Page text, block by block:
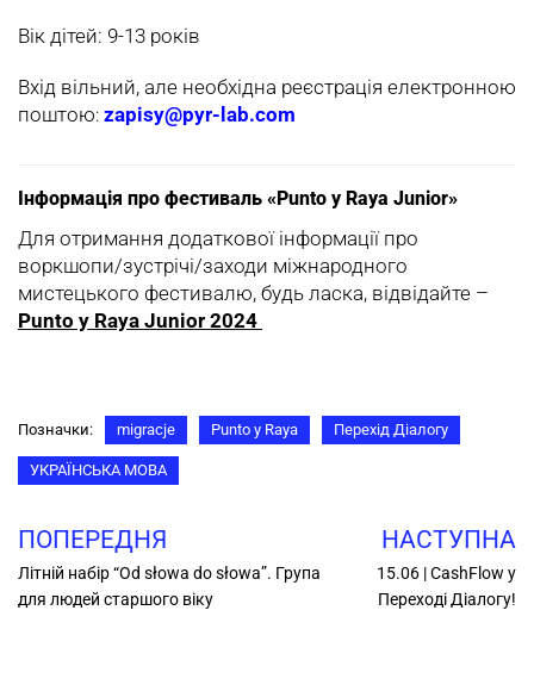
Вік дітей: 9-13 років
Вхід вільний, але необхідна реєстрація електронною
поштою: zapisy@pyr-lab.com
Інформація про фестиваль «Punto y Raya Junior»
Для отримання додаткової інформації про
воркшопи/зустрічі/заходи міжнародного
мистецького фестивалю, будь ласка, відвідайте –
Punto y Raya Junior 2024
Позначки: migracje Punto y Raya Перехід Діалогу
УКРАЇНСЬКА МОВА
ПОПЕРЕДНЯ
Літній набір “Od słowa do słowa”. Група
для людей старшого віку
НАСТУПНА
15.06 | CashFlow у
Переході Діалогу!